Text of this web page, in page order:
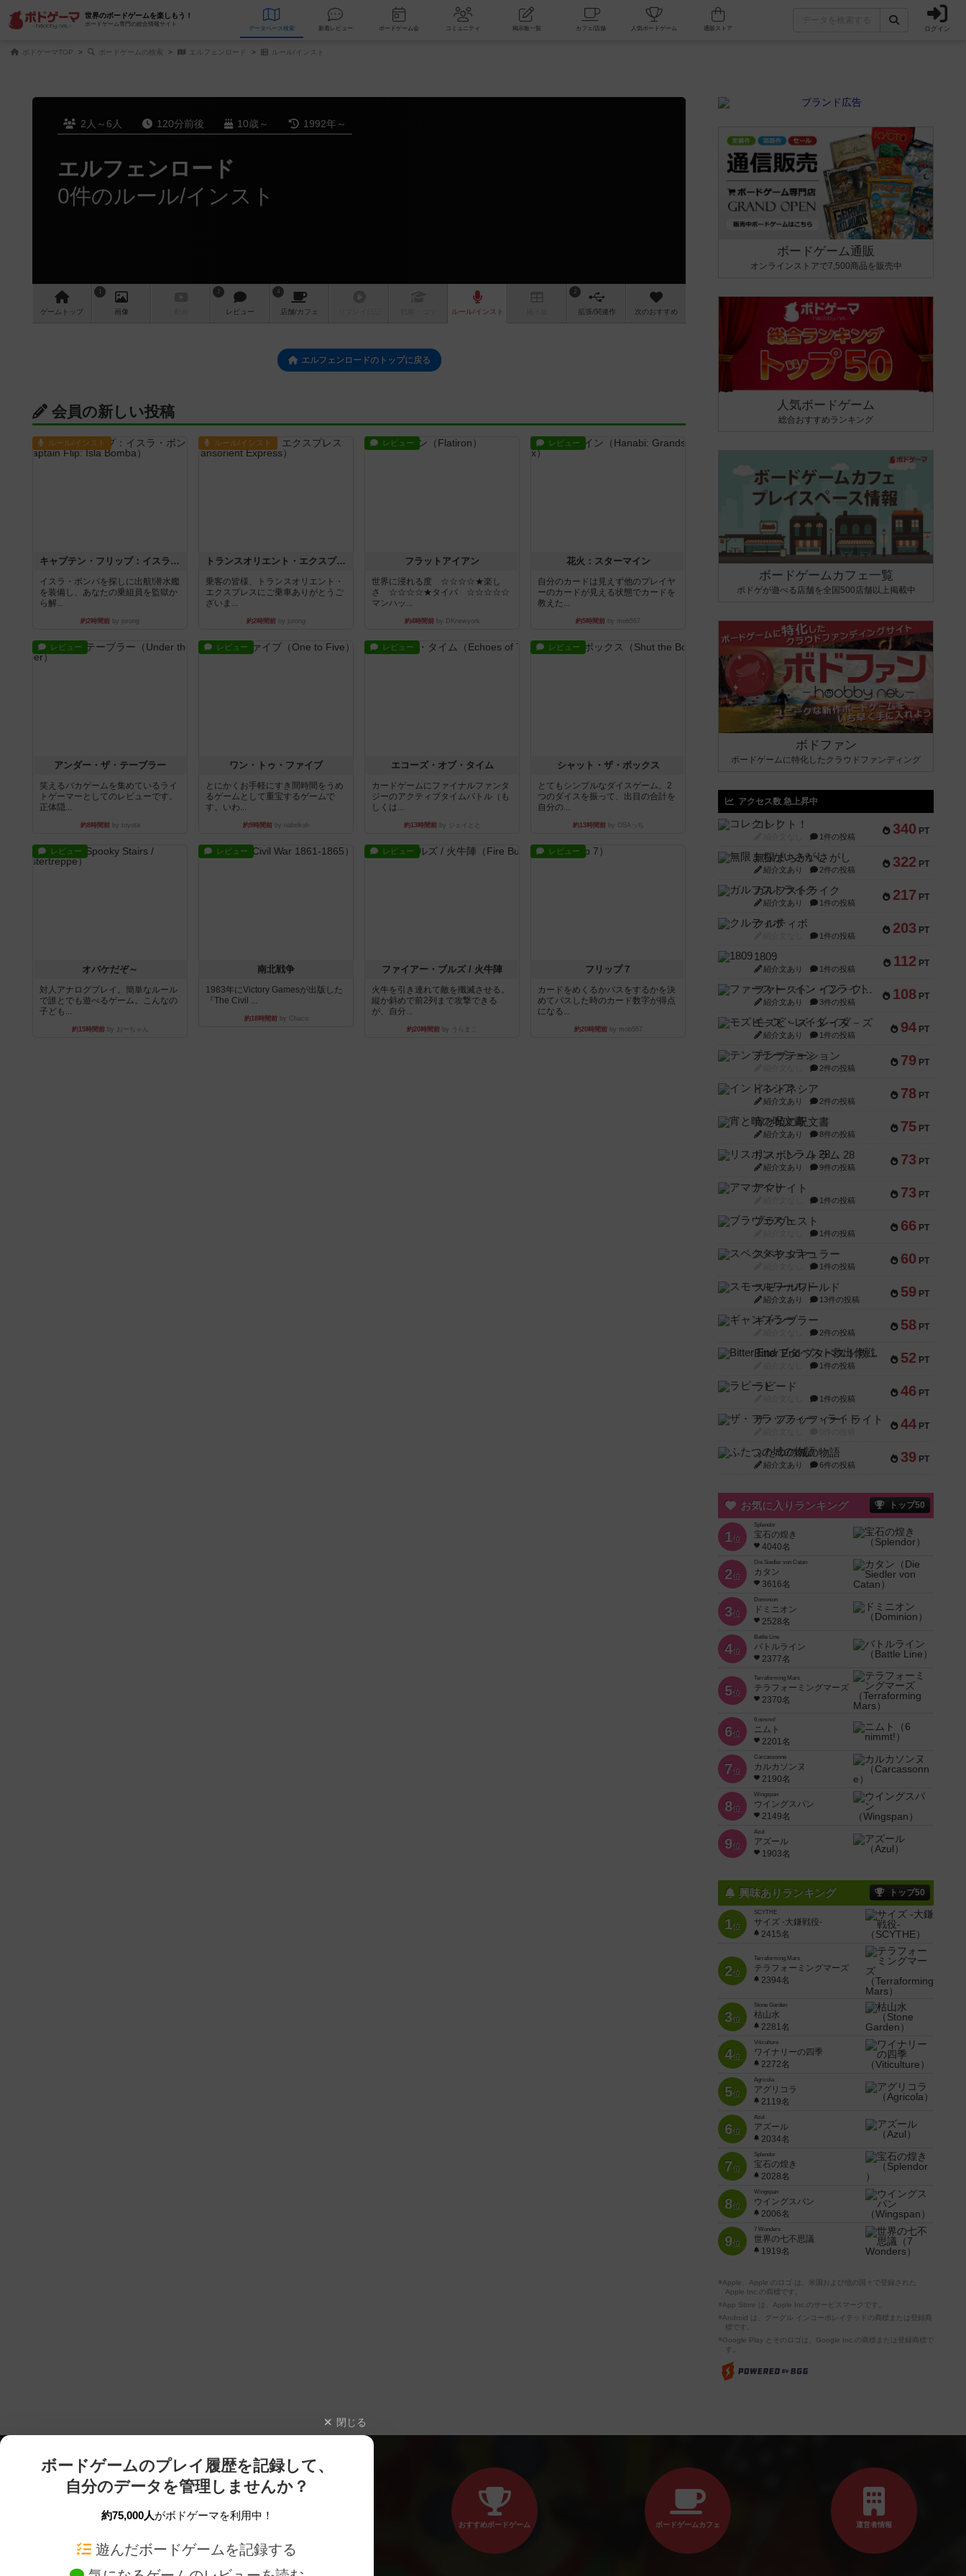
世界のボードゲームを楽しもう！
ボードゲーム専門の総合情報サイト
データベース 検索 新着レビュー ボードゲーム会 コミュニティ 掲示板一覧 カフェ/店舗 人気ボードゲーム ログイン
ボドゲーマTOP ボードゲームの検索 エルフェンロード ルール/インスト
2人～6人 120分前後 10歳～ 1992年～
エルフェンロード
0件のルール/インスト
ゲーム トップ
1
画像
2
レビュー
4
店舗/カフェ ルール/インスト
2
拡張/関連作 次のおすすめ
エルフェンロードのトップに戻る
会員の新しい投稿
ルール/インスト
キャプテン・フリップ：イスラ・ボンバ
イスラ・ボンバを探しに出航!潜水艦
を装備し、あなたの乗組員を監獄か
ら解...
約2時間前 by jurong
ルール/インスト
トランスオリエント・エクスプレス
乗客の皆様、トランスオリエント・
エクスプレスにご乗車ありがとうご
ざいま...
約2時間前 by jurong
レビュー
フラットアイアン
世界に浸れる度 ☆☆☆☆★楽し
さ ☆☆☆☆★タイパ ☆☆☆☆☆
マンハッ...
約4時間前by DKnewyork
レビュー
花火：スターマイン
自分のカードは見えず他のプレイヤ
ーのカードが見える状態でカードを
教えた...
約5時間前 by mob567
レビュー
アンダー・ザ・テーブラー
笑えるバカゲームを集めているライ
トゲーマーとしてのレビューです。
正体隠...
約8時間前by toyota
レビュー
ワン・トゥ・ファイブ
とにかくお手軽にすき間時間をうめ
るゲームとして重宝するゲームで
す。いわ...
約9時間前 by nabekoh
レビュー
エコーズ・オブ・タイム
カードゲームにファイナルファンタ
ジーのアクティブタイムバトル（も
しくは...
約13時間前by ジェイとと
レビュー
シャット・ザ・ボックス
とてもシンプルなダイスゲーム。2
つのダイスを振って、出目の合計を
自分の...
約13時間前by OSAっち
レビュー
オバケだぞ～
対人アナログプレイ。簡単なルール
で誰とでも遊べるゲーム。こんなの
子ども...
約15時間前by おーちゃん
レビュー
南北戦争
1983年にVictory Gamesが出版した
『The Civil ...
約18時間前by Chaco
レビュー
ファイアー・ブルズ / 火牛陣
火牛を引き連れて敵を殲滅させる。
縦か斜めで前2列まで攻撃できる
が、自分...
約20時間前 by うらまこ
レビュー
フリップ７
カードをめくるかパスをするかを決
めてパスした時のカード数字が得点
になる...
約20時間前by mob567
ボードゲーム通販
オンラインストアで7,500商品を販売中
人気ボードゲーム
総合おすすめランキング
ボードゲームカフェ一覧
ボドゲが遊べる店舗を全国500店舗以上掲載中
ボドファン
ボードゲームに特化したクラウドファンディング
アクセス数 急上昇中
340 PT
コレクト！
1件の投稿
322 PT
無限まちがいさがし
紹介文あり 2件の投稿
217 PT
ガルフストライク
紹介文あり 1件の投稿
203 PT
クルティボ
1件の投稿
112 PT
1809
紹介文あり 1件の投稿
108 PT
ファースト・イン・フライト
紹介文あり 3件の投稿
94 PT
モズビ－ズ・レイダ－ズ
紹介文あり 1件の投稿
79 PT
テンプテーション
2件の投稿
78 PT
インドネシア
紹介文あり 2件の投稿
75 PT
宵と暁の呪文書
紹介文あり 8件の投稿
73 PT
リスボン・トラム 28
紹介文あり 9件の投稿
73 PT
アマナイト
1件の投稿
66 PT
ブラヴェスト
1件の投稿
60 PT
スペクタキュラー
1件の投稿
59 PT
スモールワールド
紹介文あり 13件の投稿
58 PT
ギャンブラー
2件の投稿
52 PT
Bitter End ブタペスト救出作戦
1件の投稿
46 PT
ラピード
1件の投稿
44 PT
ザ・フラッフィー・ライト
39 PT
ふたつの城の物語
紹介文あり 6件の投稿
お気に入りランキング トップ50
1位
Splendor
宝石の煌き
4040名
2位
Die Siedler von Catan
カタン
3616名
3位
Dominion
ドミニオン
2528名
4位
Battle Line
バトルライン
2377名
5位
Terraforming Mars
テラフォーミングマーズ
2370名
6位
6 nimmt!
ニムト
2201名
7位
Carcassonne
カルカソンヌ
2190名
8位
Wingspan
ウイングスパン
2149名
9位
Azul
アズール
1903名
興味ありランキング トップ50
1位
SCYTHE
サイズ -大鎌戦役-
2415名
2位
Terraforming Mars
テラフォーミングマーズ
2394名
3位
Stone Garden
枯山水
2281名
4位
Viticulture
ワイナリーの四季
2272名
5位
Agricola
アグリコラ
2119名
6位
Azul
アズール
2034名
7位
Splendor
宝石の煌き
2028名
8位
Wingspan
ウイングスパン
2006名
9位
7 Wonders
世界の七不思議
1919名
※Apple、Apple のロゴ は、米国および他の国々で登録された
Apple Inc.の商標です。
※App Store は、Apple Inc.のサービスマークです。
※Android は、グーグル インコーポレイテッドの商標または登録商
標です。
※Google Play とそのロゴは、Google Inc.の商標または登録商標で
す。
閉じる
ボードゲームのプレイ履歴を記録して、
自分のデータを管理しませんか？
約75,000人がボドゲーマを利用中！
遊んだボードゲームを記録する
おすすめボードゲーム ボードゲームカフェ 運営者情報